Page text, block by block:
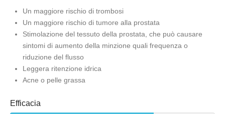
Un maggiore rischio di trombosi
Un maggiore rischio di tumore alla prostata
Stimolazione del tessuto della prostata, che può causare
sintomi di aumento della minzione quali frequenza o
riduzione del flusso
Leggera ritenzione idrica
Acne o pelle grassa
Efficacia